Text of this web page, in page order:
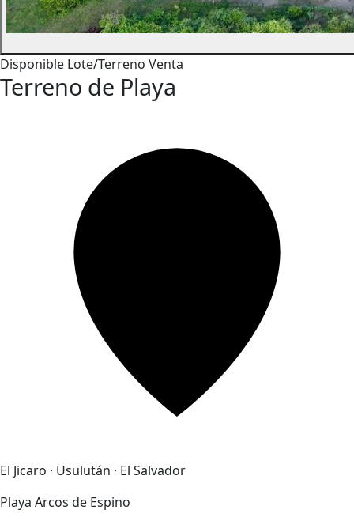
Disponible Lote/Terreno Venta
Terreno de Playa
El Jicaro · Usulután · El Salvador
Playa Arcos de Espino